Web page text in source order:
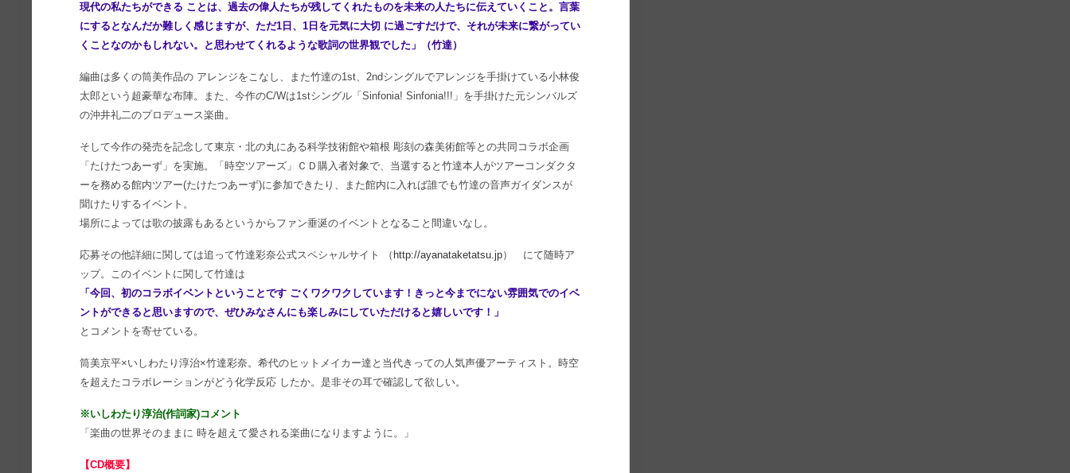
現代の私たちができる ことは、過去の偉人たちが残してくれたものを未来の人たちに伝えていくこと。言葉
にするとなんだか難しく感じますが、ただ1日、1日を元気に大切 に過ごすだけで、それが未来に繋がってい
くことなのかもしれない。と思わせてくれるような歌詞の世界観でした」（竹達）
編曲は多くの筒美作品の アレンジをこなし、また竹達の1st、2ndシングルでアレンジを手掛けている小林俊
太郎という超豪華な布陣。また、今作のC/Wは1stシングル「Sinfonia! Sinfonia!!!」を手掛けた元シンバルズ
の沖井礼二のプロデュース楽曲。
そして今作の発売を記念して東京・北の丸にある科学技術館や箱根 彫刻の森美術館等との共同コラボ企画
「たけたつあーず」を実施。「時空ツアーズ」ＣＤ購入者対象で、当選すると竹達本人がツアーコンダクタ
ーを務める館内ツアー(たけたつあーず)に参加できたり、また館内に入れば誰でも竹達の音声ガイダンスが
聞けたりするイベント。
場所によっては歌の披露もあるというからファン垂涎のイベントとなること間違いなし。
応募その他詳細に関しては追って竹達彩奈公式スペシャルサイト （ http://ayanataketatsu.jp） にて随時ア
ップ。このイベントに関して竹達は
「今回、初のコラボイベントということです ごくワクワクしています！きっと今までにない雰囲気でのイベ
ントができると思いますので、ぜひみなさんにも楽しみにしていただけると嬉しいです！」
とコメントを寄せている。
筒美京平×いしわたり淳治×竹達彩奈。希代のヒットメイカー達と当代きっての人気声優アーティスト。時空
を超えたコラボレーションがどう化学反応 したか。是非その耳で確認して欲しい。
※いしわたり淳治(作詞家)コメント
「楽曲の世界そのままに 時を超えて愛される楽曲になりますように。」
【CD概要】